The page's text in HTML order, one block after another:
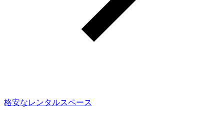
格安なレンタルスペース